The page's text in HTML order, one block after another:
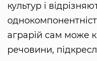
культур і
аграрій сам може
речовини,